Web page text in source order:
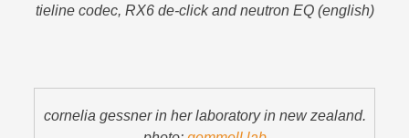
tieline codec, RX6 de-click and neutron EQ (english)
cornelia gessner in her laboratory in new zealand.